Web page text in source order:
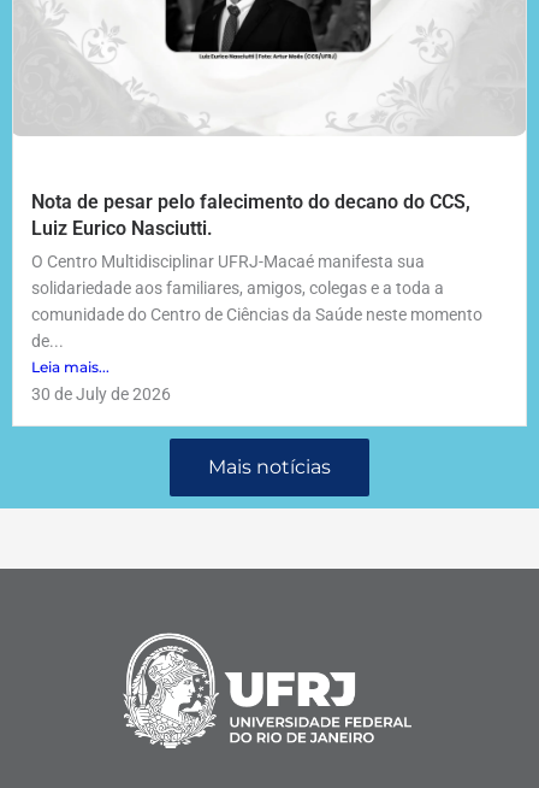
Nota de pesar pelo falecimento do decano do CCS,
Luiz Eurico Nasciutti.
O Centro Multidisciplinar UFRJ-Macaé manifesta sua
solidariedade aos familiares, amigos, colegas e a toda a
comunidade do Centro de Ciências da Saúde neste momento
de...
Leia mais...
30 de July de 2026
Mais notícias